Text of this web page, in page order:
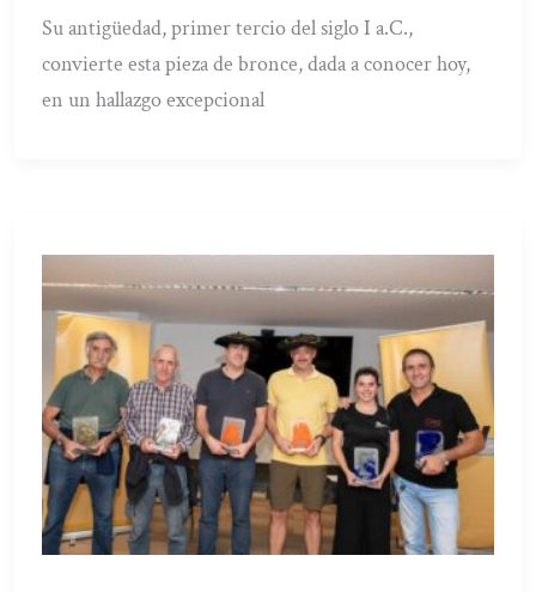
Su antigüedad, primer tercio del siglo I a.C.,
convierte esta pieza de bronce, dada a conocer hoy,
en un hallazgo excepcional